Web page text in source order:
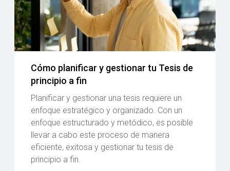
Cómo planificar y gestionar tu Tesis de
principio a fin
Planificar y gestionar una tesis requiere un
enfoque estratégico y organizado. Con un
enfoque estructurado y metódico, es posible
llevar a cabo este proceso de manera
eficiente, exitosa y gestionar tu tesis de
principio a fin.